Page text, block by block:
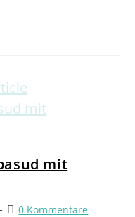
mit
0 Kommentare